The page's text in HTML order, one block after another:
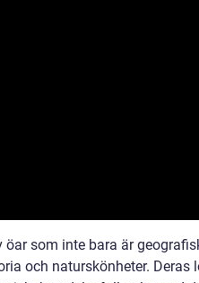
som inte bara är
och naturskönheter. Deras